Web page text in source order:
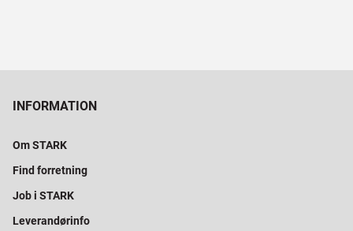
INFORMATION
Om STARK
Find forretning
Job i STARK
Leverandørinfo